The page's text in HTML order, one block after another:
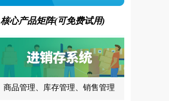
核心产品矩阵(可免费试用)
商品管理、库存管理、销售管理